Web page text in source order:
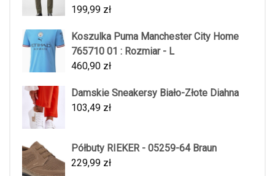
199,99 zł
Koszulka Puma Manchester City Home
765710 01 : Rozmiar - L
460,90 zł
Damskie Sneakersy Biało-Złote Diahna
103,49 zł
Półbuty RIEKER - 05259-64 Braun
229,99 zł